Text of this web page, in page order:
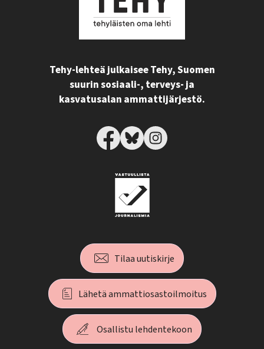
Tehy-lehteä julkaisee Tehy, Suomen
suurin sosiaali-, terveys- ja
kasvatusalan ammattijärjestö.
Tilaa uutiskirje
Lähetä ammattiosastoilmoitus
Osallistu lehdentekoon